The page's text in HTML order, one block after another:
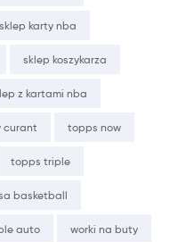
sklep karty nba
sklep koszykarza
z kartami nba
curant topps now
topps triple
basketball
auto worki na buty